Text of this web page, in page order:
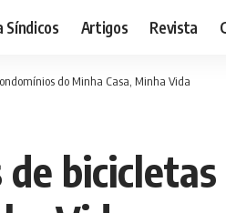
Síndicos Artigos Revista
do Minha Casa, Minha Vida